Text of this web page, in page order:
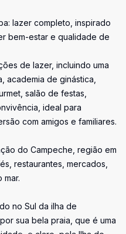
lazer completo, inspirado
bem-estar e qualidade de
de lazer, incluindo uma
academia de ginástica,
salão de festas,
ideal para
com amigos e familiares.
do Campeche, região em
restaurantes, mercados,
mar.
no Sul da ilha de
sua bela praia, que é uma